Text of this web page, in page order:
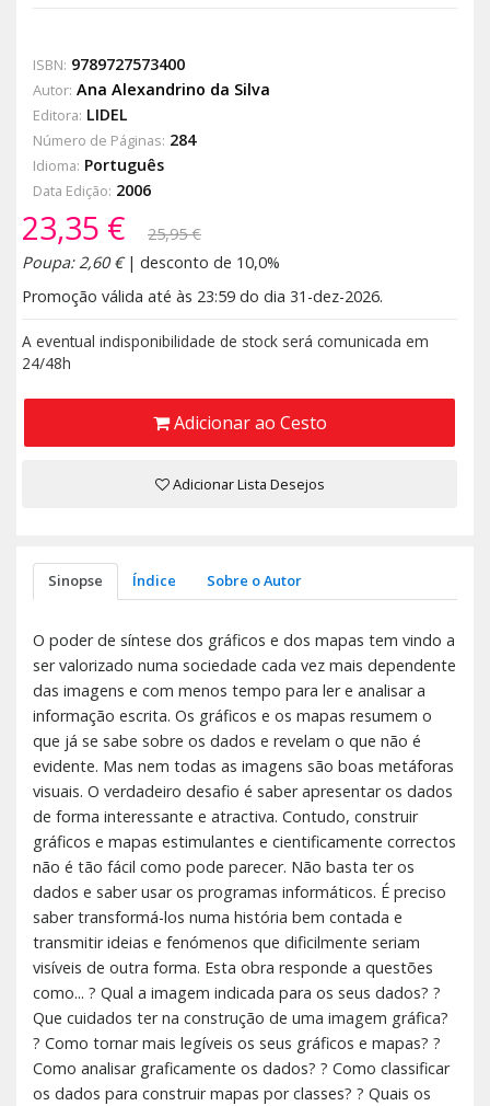
ISBN: 9789727573400
Autor: Ana Alexandrino da Silva
Editora: LIDEL
Número de Páginas: 284
Idioma: Português
Data Edição: 2006
23,35 €
25,95 €
Poupa: 2,60 €| desconto de 10,0%
Promoção válida até às 23:59 do dia 31-dez-2026.
A eventual indisponibilidade de stock será comunicada em
24/48h
Adicionar ao Cesto
Adicionar Lista Desejos
Sinopse Índice Sobre o Autor
O poder de síntese dos gráficos e dos mapas tem vindo a
ser valorizado numa sociedade cada vez mais dependente
das imagens e com menos tempo para ler e analisar a
informação escrita. Os gráficos e os mapas resumem o
que já se sabe sobre os dados e revelam o que não é
evidente. Mas nem todas as imagens são boas metáforas
visuais. O verdadeiro desafio é saber apresentar os dados
de forma interessante e atractiva. Contudo, construir
gráficos e mapas estimulantes e cientificamente correctos
não é tão fácil como pode parecer. Não basta ter os
dados e saber usar os programas informáticos. É preciso
saber transformá-los numa história bem contada e
transmitir ideias e fenómenos que dificilmente seriam
visíveis de outra forma. Esta obra responde a questões
como... ? Qual a imagem indicada para os seus dados? ?
Que cuidados ter na construção de uma imagem gráfica?
? Como tornar mais legíveis os seus gráficos e mapas? ?
Como analisar graficamente os dados? ? Como classificar
os dados para construir mapas por classes? ? Quais os